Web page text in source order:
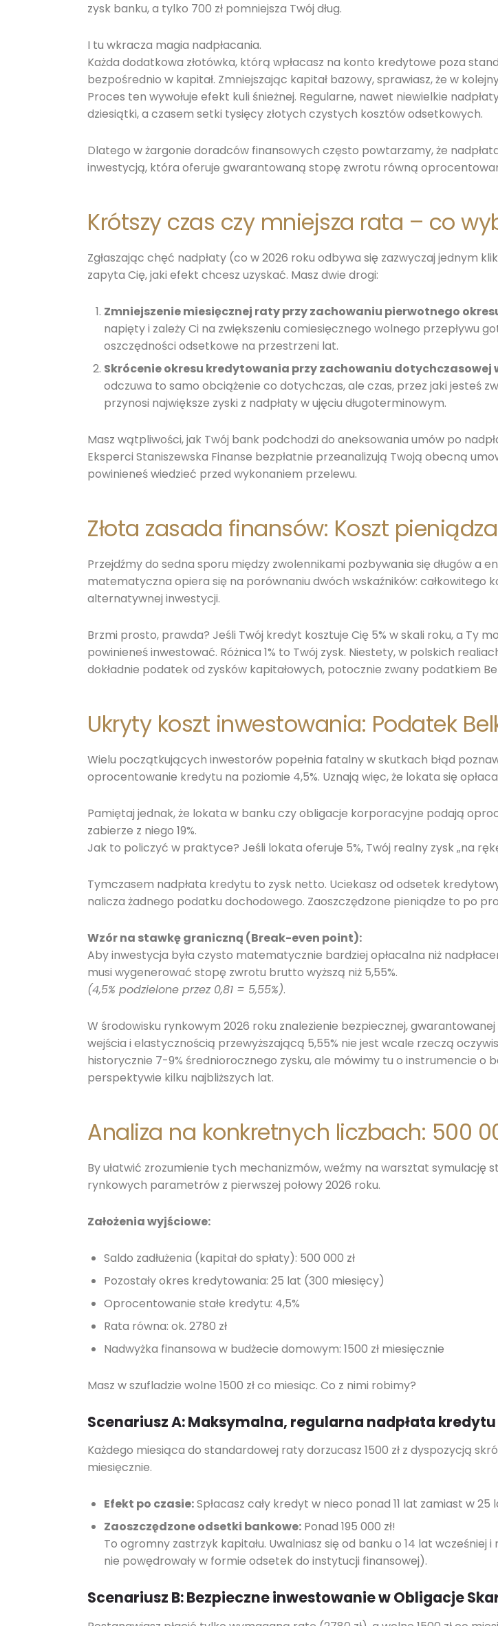
zysk banku, a tylko 700 zł pomniejsza Twój dług.
I tu wkracza magia nadpłacania.
Każda dodatkowa złotówka, którą wpłacasz na konto kredytowe poza
bezpośrednio w kapitał. Zmniejszając kapitał bazowy, sprawiasz, że w
Proces ten wywołuje efekt kuli śnieżnej. Regularne, nawet niewielkie
dziesiątki, a czasem setki tysięcy złotych czystych kosztów odsetkowych.
Dlatego w żargonie doradców finansowych często powtarzamy, że
inwestycją, która oferuje gwarantowaną stopę zwrotu równą
Krótszy czas czy mniejsza rata – co
Zgłaszając chęć nadpłaty (co w 2026 roku odbywa się zazwyczaj jednym
zapyta Cię, jaki efekt chcesz uzyskać. Masz dwie drogi:
Zmniejszenie miesięcznej raty przy zachowaniu pierwotnego
napięty i zależy Ci na zwiększeniu comiesięcznego wolnego przepływu
oszczędności odsetkowe na przestrzeni lat.
Skrócenie okresu kredytowania przy zachowaniu dotychczasowej
odczuwa to samo obciążenie co dotychczas, ale czas, przez jaki jesteś
przynosi największe zyski z nadpłaty w ujęciu długoterminowym.
Masz wątpliwości, jak Twój bank podchodzi do aneksowania umów po
Eksperci Staniszewska Finanse bezpłatnie przeanalizują Twoją obecną
powinieneś wiedzieć przed wykonaniem przelewu.
Złota zasada finansów: Koszt
Przejdźmy do sedna sporu między zwolennikami pozbywania się długów a
matematyczna opiera się na porównaniu dwóch wskaźników: całkowitego
alternatywnej inwestycji.
Brzmi prosto, prawda? Jeśli Twój kredyt kosztuje Cię 5% w skali roku, a Ty
powinieneś inwestować. Różnica 1% to Twój zysk. Niestety, w polskich
dokładnie podatek od zysków kapitałowych, potocznie zwany podatkiem
Ukryty koszt inwestowania: Podatek
Wielu początkujących inwestorów popełnia fatalny w skutkach błąd
oprocentowanie kredytu na poziomie 4,5%. Uznają więc, że lokata się
Pamiętaj jednak, że lokata w banku czy obligacje korporacyjne podają
zabierze z niego 19%.
Jak to policzyć w praktyce? Jeśli lokata oferuje 5%, Twój realny zysk „na
Tymczasem nadpłata kredytu to zysk netto. Uciekasz od odsetek
nalicza żadnego podatku dochodowego. Zaoszczędzone pieniądze to po
Wzór na stawkę graniczną (Break-even point):
Aby inwestycja była czysto matematycznie bardziej opłacalna niż
musi wygenerować stopę zwrotu brutto wyższą niż 5,55%.
(4,5% podzielone przez 0,81 = 5,55%).
W środowisku rynkowym 2026 roku znalezienie bezpiecznej,
wejścia i elastycznością przewyższającą 5,55% nie jest wcale rzeczą
historycznie 7-9% średniorocznego zysku, ale mówimy tu o instrumencie o
perspektywie kilku najbliższych lat.
Analiza na konkretnych liczbach: 500
By ułatwić zrozumienie tych mechanizmów, weźmy na warsztat symulację
rynkowych parametrów z pierwszej połowy 2026 roku.
Założenia wyjściowe:
Saldo zadłużenia (kapitał do spłaty): 500 000 zł
Pozostały okres kredytowania: 25 lat (300 miesięcy)
Oprocentowanie stałe kredytu: 4,5%
Rata równa: ok. 2780 zł
Nadwyżka finansowa w budżecie domowym: 1500 zł miesięcznie
Masz w szufladzie wolne 1500 zł co miesiąc. Co z nimi robimy?
Scenariusz A: Maksymalna, regularna nadpłata
Każdego miesiąca do standardowej raty dorzucasz 1500 zł z dyspozycją
miesięcznie.
Efekt po czasie:Spłacasz cały kredyt w nieco ponad 11 lat zamiast w 25
Zaoszczędzone odsetki bankowe: Ponad 195 000 zł!
To ogromny zastrzyk kapitału. Uwalniasz się od banku o 14 lat
nie powędrowały w formie odsetek do instytucji finansowej).
Scenariusz B: Bezpieczne inwestowanie w Obligacje